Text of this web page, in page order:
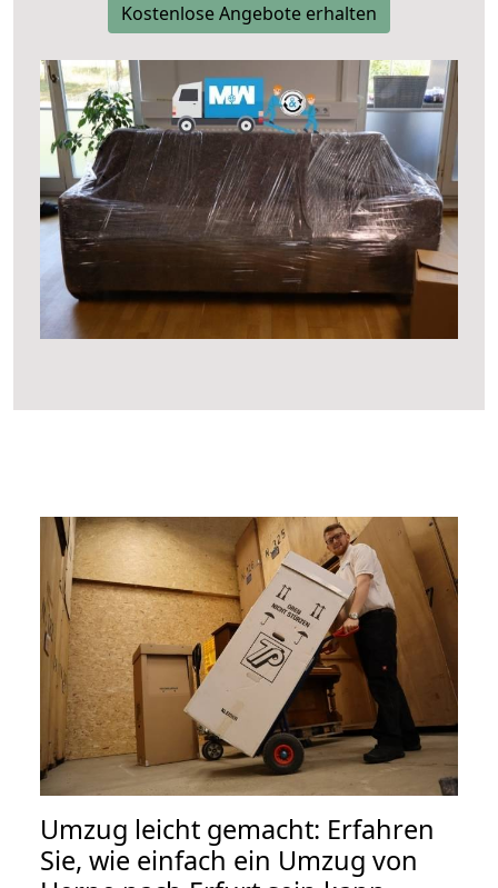
Kostenlose Angebote erhalten
Umzug leicht gemacht: Erfahren
Sie, wie einfach ein Umzug von